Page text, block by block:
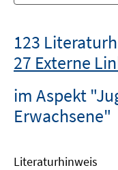
123
27 Externe
im Aspekt
Erwachsene"
Literaturhinweis